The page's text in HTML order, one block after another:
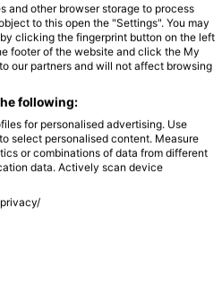
and other browser storage to process
to this open the "Settings". You may
clicking the fingerprint button on the left
footer of the website and click the My
our partners and will not affect browsing
following:
for personalised advertising. Use
select personalised content. Measure
or combinations of data from different
data. Actively scan device